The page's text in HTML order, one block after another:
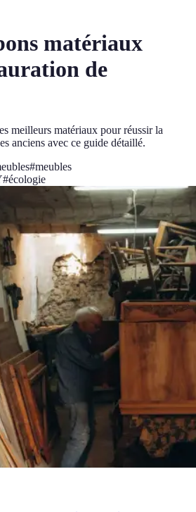
matériaux
de
meilleurs matériaux pour réussir la
anciens avec ce guide détaillé.
#meubles
#écologie